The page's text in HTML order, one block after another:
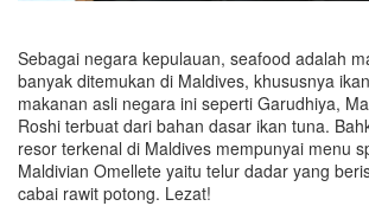
Sebagai negara kepulauan, seafood adalah
banyak ditemukan di Maldives, khususnya
makanan asli negara ini seperti Garudhiya,
Roshi terbuat dari bahan dasar ikan tuna.
resor terkenal di Maldives mempunyai menu
Maldivian Omellete yaitu telur dadar yang
cabai rawit potong. Lezat!